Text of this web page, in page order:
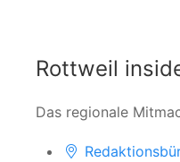
Rottweil
Das regionale